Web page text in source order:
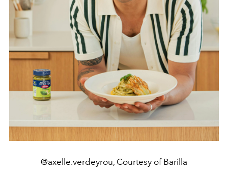
@axelle.verdeyrou, Courtesy of Barilla